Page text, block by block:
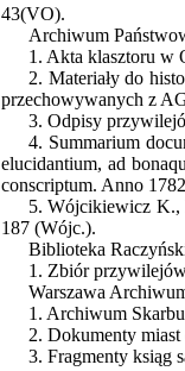
43(VO).
Archiwum
1. Akta klasztoru w
2. Materiały do
przechowywanych z
3. Odpisy
4. Summarium
elucidantium, ad
conscriptum. Anno
5. Wójcikiewicz K.,
187 (Wójc.).
Biblioteka
1. Zbiór
Warszawa
1. Archiwum
2. Dokumenty
3. Fragmenty ksiąg